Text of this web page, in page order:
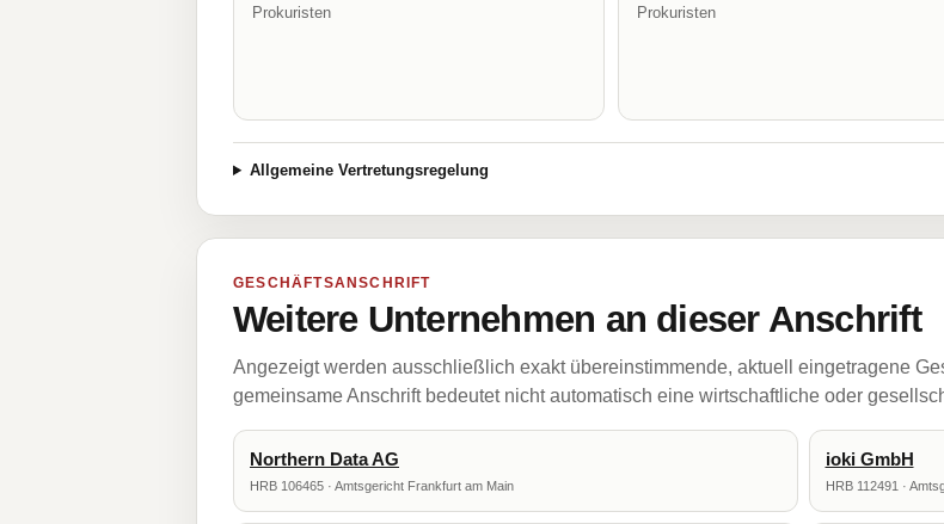
Prokuristen
Prokuristen
Allgemeine Vertretungsregelung
GESCHÄFTSANSCHRIFT
Weitere Unternehmen an dieser Anschrift
Angezeigt werden ausschließlich exakt übereinstimmende, aktuell eingetragene
gemeinsame Anschrift bedeutet nicht automatisch eine wirtschaftliche oder
Northern Data AG
HRB 106465 · Amtsgericht Frankfurt am Main
ioki GmbH
HRB 112491 ·